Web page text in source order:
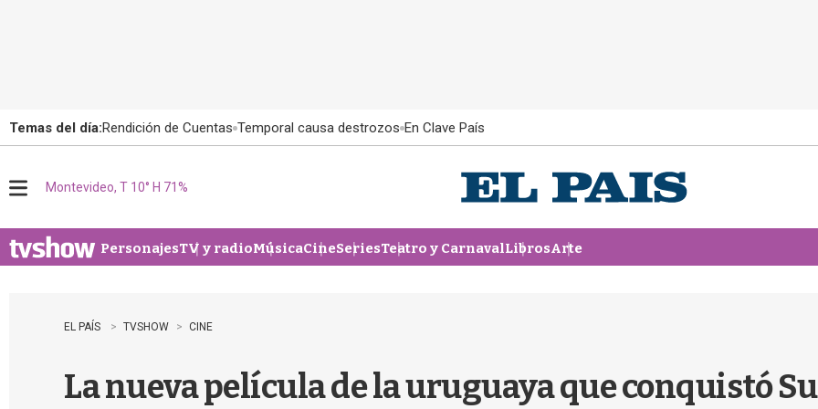
Temas del día:Rendición de Cuentas Temporal causa destrozos En Clave País
u
Montevideo, T 10° H 71%
PersonajesTV y radioMúsicaCineSeriesTeatro y CarnavalLibrosArte
EL PAÍS TVSHOW CINE
La nueva película de la uruguaya que conquistó